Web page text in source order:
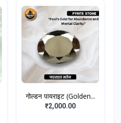
गोल्डन पायराइट (Golden...
₹2,000.00